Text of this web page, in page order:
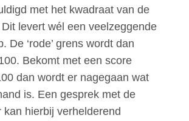
met het kwadraat van de
levert wél een veelzeggende
De ‘rode’ grens wordt dan
Bekomt met een score
dan wordt er nagegaan wat
is. Een gesprek met de
kan hierbij verhelderend